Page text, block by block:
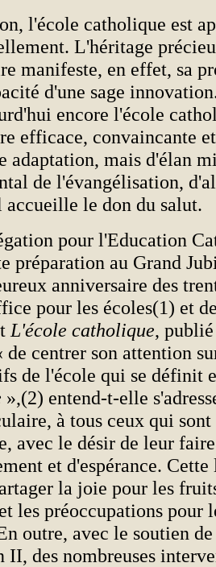
l'école catholique est
L'héritage
manifeste, en effet, sa
d'une sage
encore l'école
efficace, convaincante
adaptation, mais d'élan
de l'évangélisation,
le don du salut.
pour l'Education
préparation au Grand
anniversaire des
pour les écoles(1) et
L'école catholique,
de centrer son attention
de l'école qui se définit
»,(2) entend-t-elle
à tous ceux qui sont
avec le désir de leur
et d'espérance. Cette
la joie pour les
les préoccupations pour
outre, avec le soutien
II, des nombreuses